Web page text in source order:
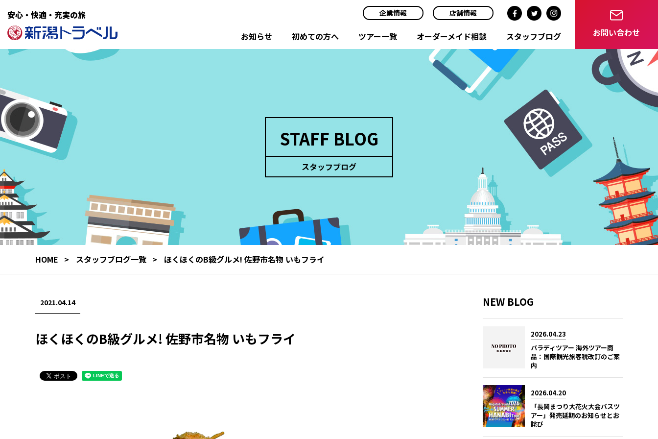
安心・快適・充実の旅 企業情報 店舗情報
お知らせ 初めての方へ ツアー一覧 オーダーメイド相談 スタッフブログ お問い合わせ
STAFF BLOG
スタッフブログ
HOME スタッフブログ一覧 ほくほくのB級グルメ! 佐野市名物 いもフライ
2021.04.14
ほくほくのB級グルメ! 佐野市名物 いもフライ
NEW BLOG
2026.04.23
パラディツアー 海外ツアー商
品：国際観光旅客税改訂のご案
内
2026.04.20
「長岡まつり大花火大会バスツ
アー」発売延期のお知らせとお
詫び